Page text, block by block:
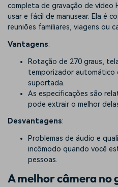
completa de gravação de vídeo
usar e fácil de manusear. Ela é
reuniões familiares, viagens ou
Vantagens:
Rotação de 270 graus,
temporizador automático
suportada.
As especificações são
pode extrair o melhor
Desvantagens:
Problemas de áudio e
incômodo quando você
pessoas.
A melhor câmera no